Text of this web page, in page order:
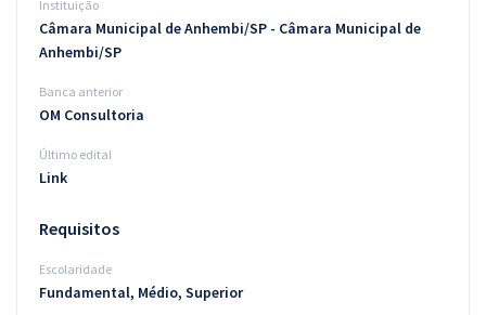
Blog
Instituição
Câmara Municipal de Anhembi/SP - Câmara Municipal de
Anhembi/SP
Banca anterior
OM Consultoria
Último edital
Link
Requisitos
Escolaridade
Fundamental, Médio, Superior